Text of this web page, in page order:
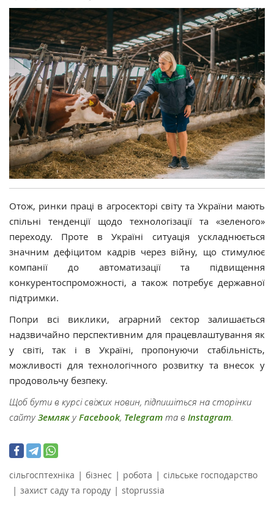
Отож, ринки праці в агросекторі світу та України мають
спільні тенденції щодо технологізації та «зеленого»
переходу. Проте в Україні ситуація ускладнюється
значним дефіцитом кадрів через війну, що стимулює
компанії до автоматизації та підвищення
конкурентоспроможності, а також потребує державної
підтримки.
Попри всі виклики, аграрний сектор залишається
надзвичайно перспективним для працевлаштування як
у світі, так і в Україні, пропонуючи стабільність,
можливості для технологічного розвитку та внесок у
продовольчу безпеку.
Щоб бути в курсі свіжих новин, підпишіться на сторінки
сайтуЗемлякуFacebook, Telegram та в Instagram
сільгосптехніка | бізнес | робота | сільське господарство
| захист саду та городу | stoprussia